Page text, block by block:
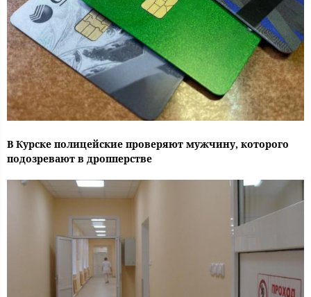
В Курске полицейские проверяют мужчину, которого
подозревают в дропперстве